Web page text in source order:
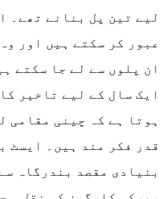
لیے تین پل بنانے تھے۔
عبور کر سکتے ہیں اور
ان پلوں سے لے جا سکتے
ایک سال کے لیے تاخیر
ہوتا ہے کہ چینی مقامی
قدر فکر مند ہیں۔ ایسٹ
بنیادی مقصد بندرگاہ